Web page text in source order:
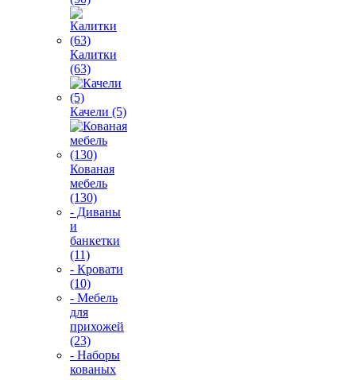
Калитки
(63)
Качели (5)
Кованая
мебель
(130)
- Диваны
и
банкетки
(11)
- Кровати
(10)
- Мебель
для
прихожей
(23)
- Наборы
кованых